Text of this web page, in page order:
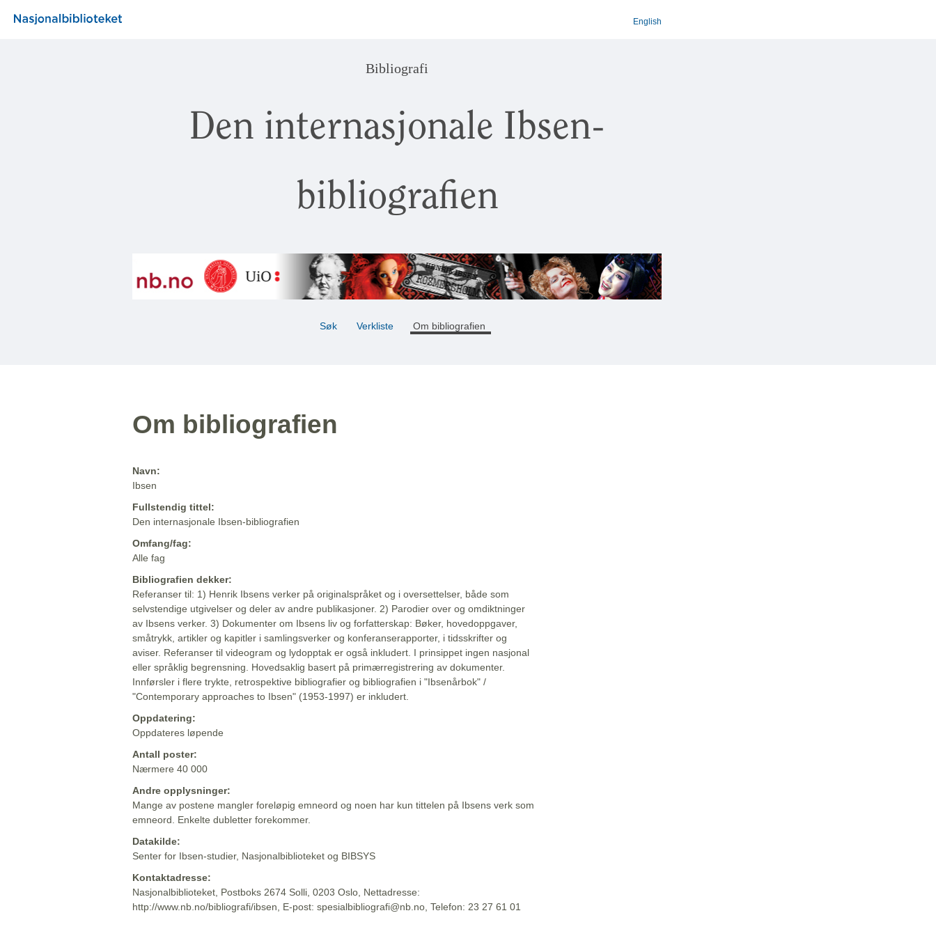
English
Bibliografi
Den internasjonale Ibsen-
bibliografien
Søk Verkliste Om bibliografien
Om bibliografien
Navn:
Ibsen
Fullstendig tittel:
Den internasjonale Ibsen-bibliografien
Omfang/fag:
Alle fag
Bibliografien dekker:
Referanser til: 1) Henrik Ibsens verker på originalspråket og i oversettelser, både som
selvstendige utgivelser og deler av andre publikasjoner. 2) Parodier over og omdiktninger
av Ibsens verker. 3) Dokumenter om Ibsens liv og forfatterskap: Bøker, hovedoppgaver,
småtrykk, artikler og kapitler i samlingsverker og konferanserapporter, i tidsskrifter og
aviser. Referanser til videogram og lydopptak er også inkludert. I prinsippet ingen nasjonal
eller språklig begrensning. Hovedsaklig basert på primærregistrering av dokumenter.
Innførsler i flere trykte, retrospektive bibliografier og bibliografien i "Ibsenårbok" /
"Contemporary approaches to Ibsen" (1953-1997) er inkludert.
Oppdatering:
Oppdateres løpende
Antall poster:
Nærmere 40 000
Andre opplysninger:
Mange av postene mangler foreløpig emneord og noen har kun tittelen på Ibsens verk som
emneord. Enkelte dubletter forekommer.
Datakilde:
Senter for Ibsen-studier, Nasjonalbiblioteket og BIBSYS
Kontaktadresse:
Nasjonalbiblioteket, Postboks 2674 Solli, 0203 Oslo, Nettadresse:
http://www.nb.no/bibliografi/ibsen, E-post: spesialbibliografi@nb.no, Telefon: 23 27 61 01